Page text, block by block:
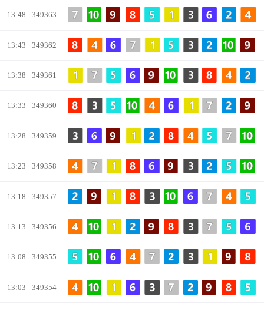
13:48 349363
13:43 349362
13:38 349361
13:33 349360
13:28 349359
13:23 349358
13:18 349357
13:13 349356
13:08 349355
13:03 349354